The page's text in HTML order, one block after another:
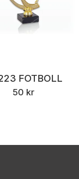
FOTBOLL
50 kr